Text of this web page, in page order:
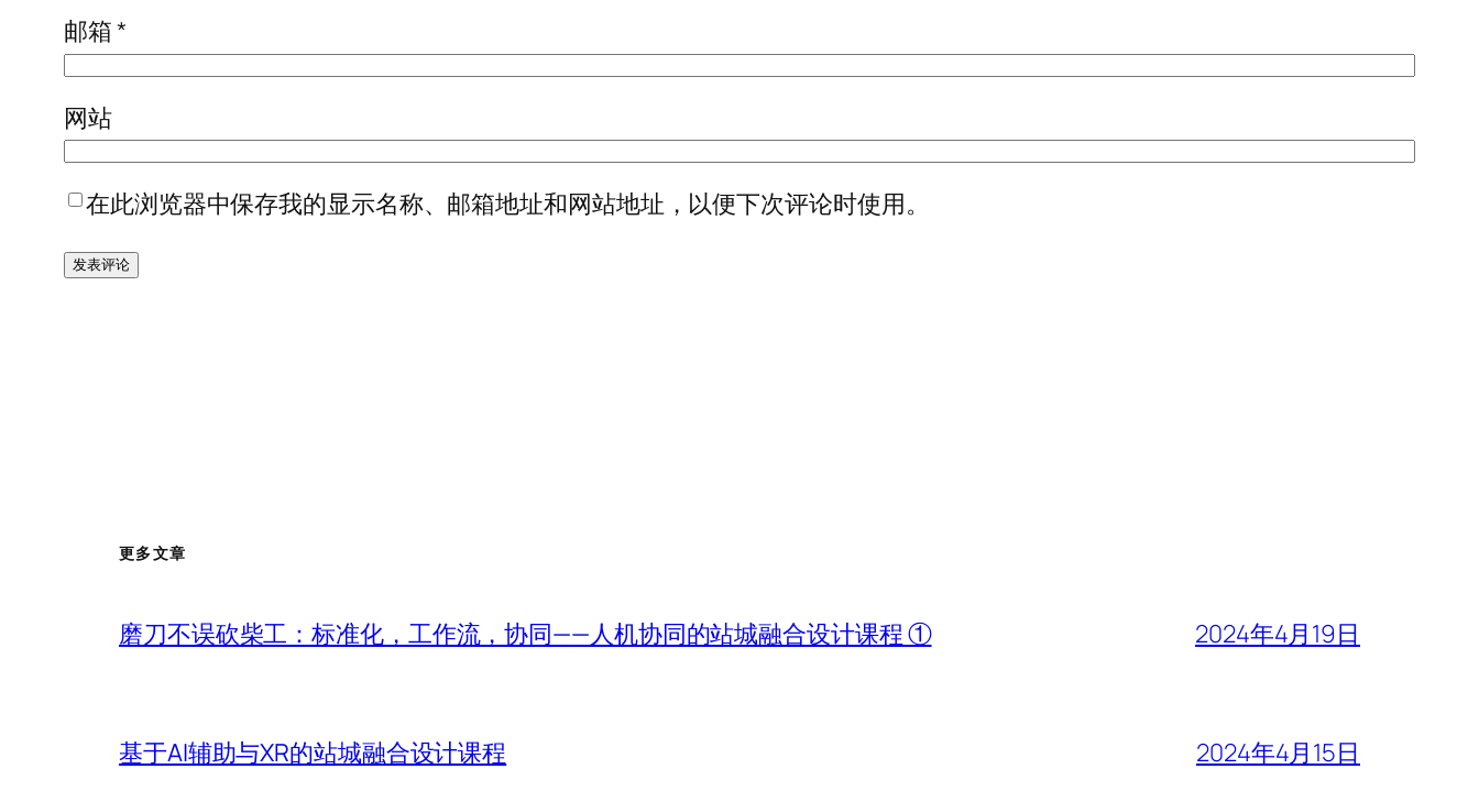
邮箱*
网站
在此浏览器中保存我的显示名称、邮箱地址和网站地址，以便下次评论时使用。
更多文章
磨刀不误砍柴工：标准化，工作流，协同——人机协同的站城融合设计课程 ① 2024年4月19日
基于AI辅助与XR的站城融合设计课程 2024年4月15日